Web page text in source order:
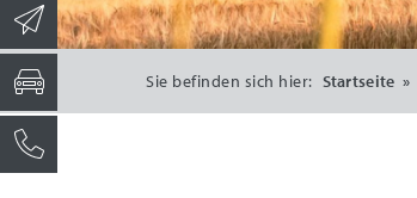
Sie befinden sich hier: Startseite »